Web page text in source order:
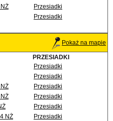
Przesiadki
Przesiadki
Pokaż na mapie
PRZESIADKI
Przesiadki
Przesiadki
Przesiadki
Przesiadki
Przesiadki
NŻ
Przesiadki